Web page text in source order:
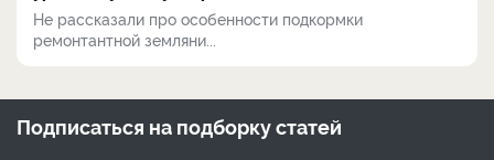
Не рассказали про особенности подкормки
ремонтантной земляни...
Подписаться на подборку статей